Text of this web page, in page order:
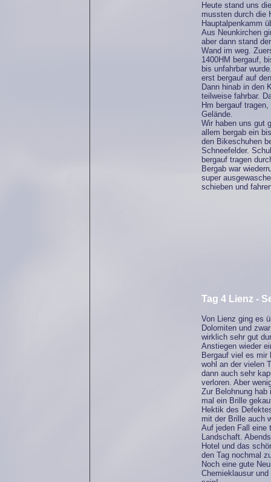
Heute stand uns
mussten durch die
Hauptalpenkamm
Aus Neunkirchen
aber dann stand
Wand im weg.
1400HM bergauf,
bis unfahrbar
erst bergauf auf
Dann hinab in den
teilweise fahrbar.
Hm bergauf
Gelände.
Wir haben uns gut
allem bergab ein
den Bikeschuhen
Schneefelder.
bergauf tragen
Bergab war
super
schieben und
Tag 4 Lienz -
Von Lienz ging es
Dolomiten und
wirklich sehr gut
Anstiegen wieder
Bergauf viel es mir
wohl an der vielen
dann auch sehr
verloren. Aber
Zur Belohnung
mal ein Brille
Hektik des
mit der Brille auch
Auf jeden Fall eine
Landschaft.
Hotel und das
den Tag nochmal
Noch eine gute
Chemieklausur